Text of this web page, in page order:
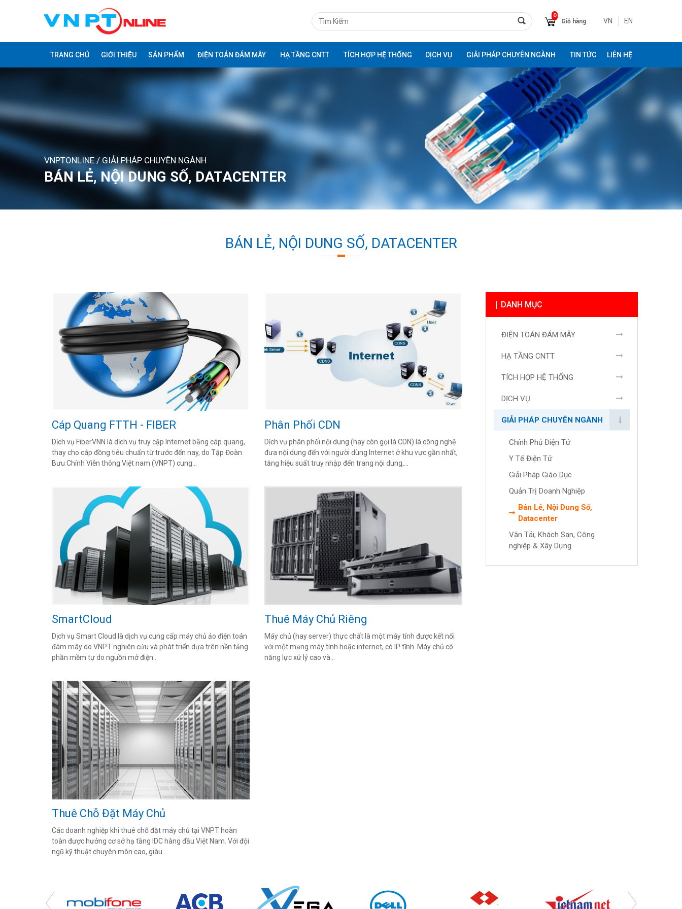
0
Giỏ hàng VN EN
TRANG CHỦ GIỚI THIỆU SẢN PHẨM ĐIỆN TOÁN ĐÁM MÂY HẠ TẦNG CNTT TÍCH HỢP HỆ THỐNG DỊCH VỤ GIẢI PHÁP CHUYÊN NGÀNH TIN TỨC LIÊN HỆ
VNPTONLINE/GIẢI PHÁP CHUYÊN NGÀNH
BÁN LẺ, NỘI DUNG SỐ, DATACENTER
BÁN LẺ, NỘI DUNG SỐ, DATACENTER
Cáp Quang FTTH - FIBER
Dịch vụ FiberVNN là dịch vụ truy cập Internet bằng cáp quang,
thay cho cáp đồng tiêu chuẩn từ trước đến nay, do Tập Đoàn
Bưu Chính Viễn thông Việt nam (VNPT) cung...
Phân Phối CDN
Dịch vụ phân phối nội dung (hay còn gọi là CDN) là công nghệ
đưa nội dung đến với người dùng Internet ở khu vực gần nhất,
tăng hiệu suất truy nhập đến trang nội dung,...
SmartCloud
Dịch vụ Smart Cloud là dịch vụ cung cấp máy chủ ảo điện toán
đám mây do VNPT nghiên cứu và phát triển dựa trên nền tảng
phần mềm tự do nguồn mở điện...
Thuê Máy Chủ Riêng
Máy chủ (hay server) thực chất là một máy tính được kết nối
với một mạng máy tính hoặc internet, có IP tĩnh. Máy chủ có
năng lực xử lý cao và...
Thuê Chỗ Đặt Máy Chủ
Các doanh nghiệp khi thuê chỗ đặt máy chủ tại VNPT hoàn
toàn được hưởng cơ sở hạ tầng IDC hàng đầu Việt Nam. Với đội
ngũ kỹ thuật chuyên môn cao, giàu...
DANH MỤC
ĐIỆN TOÁN ĐÁM MÂY
HẠ TẦNG CNTT
TÍCH HỢP HỆ THỐNG
DỊCH VỤ
GIẢI PHÁP CHUYÊN NGÀNH
Chính Phủ Điện Tử
Y Tế Điện Tử
Giải Pháp Giáo Dục
Quản Trị Doanh Nghiệp
Bán Lẻ, Nội Dung Số,
Datacenter
Vận Tải, Khách Sạn, Công
nghiệp & Xây Dựng